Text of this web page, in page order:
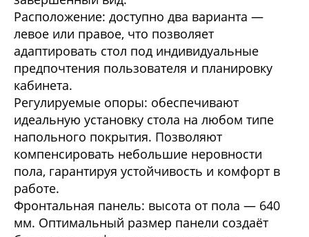
Расположение: доступно два варианта —
левое или правое, что позволяет
адаптировать стол под индивидуальные
предпочтения пользователя и планировку
кабинета.
Регулируемые опоры: обеспечивают
идеальную установку стола на любом типе
напольного покрытия. Позволяют
компенсировать небольшие неровности
пола, гарантируя устойчивость и комфорт в
работе.
Фронтальная панель: высота от пола — 640
мм. Оптимальный размер панели создаёт